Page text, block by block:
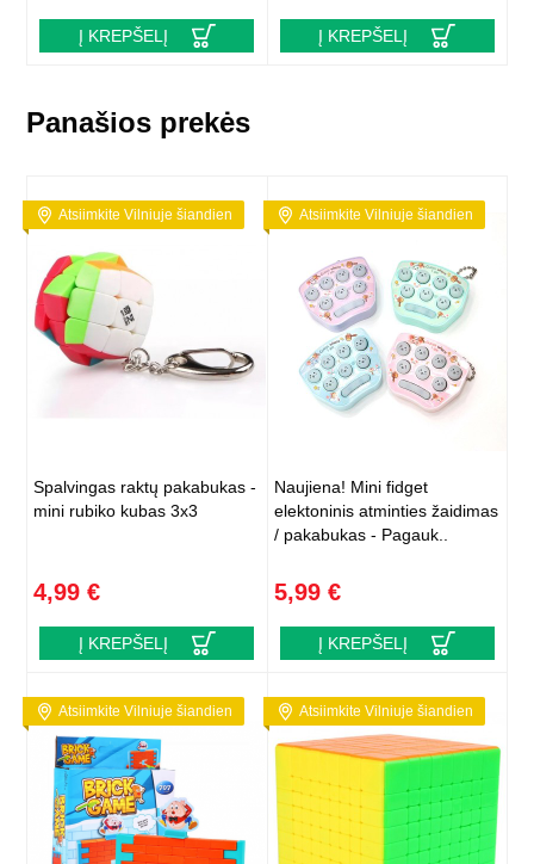
Į KREPŠELĮ Į KREPŠELĮ
Panašios prekės
Atsiimkite Vilniuje šiandien
Spalvingas raktų pakabukas -
mini rubiko kubas 3x3
4,99 €
Į KREPŠELĮ
Atsiimkite Vilniuje šiandien
Naujiena! Mini fidget
elektoninis atminties žaidimas
/ pakabukas - Pagauk..
5,99 €
Į KREPŠELĮ
Atsiimkite Vilniuje šiandien Atsiimkite Vilniuje šiandien